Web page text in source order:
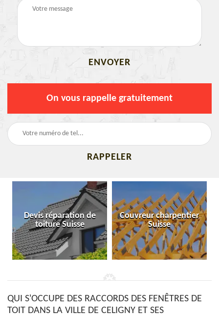
On vous rappelle gratuitement
Devis réparation de
toiture Suisse
Couvreur charpentier
Suisse
QUI S'OCCUPE DES RACCORDS DES FENÊTRES DE
TOIT DANS LA VILLE DE CELIGNY ET SES